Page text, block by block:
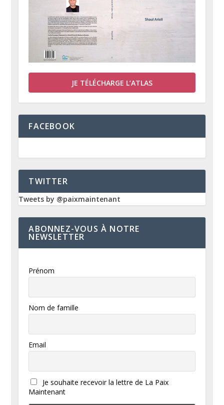
JE TÉLÉCHARGE L’ATLAS
FACEBOOK
TWITTER
Tweets by @paixmaintenant
ABONNEZ-VOUS À NOTRE
NEWSLETTER
Prénom
Nom de famille
Email
Je souhaite recevoir la lettre de La Paix
Maintenant